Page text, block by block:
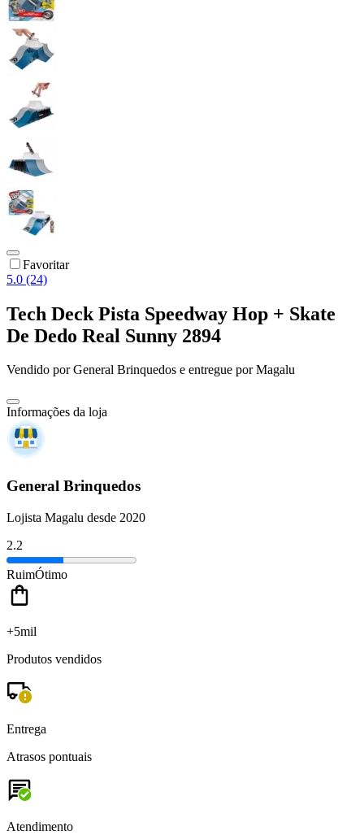
Favoritar
5.0 (24)
Tech Deck Pista Speedway Hop + Skate
De Dedo Real Sunny 2894
Vendido porGeneral Brinquedos e entregue por Magalu
Informações da loja
General Brinquedos
Lojista Magalu desde 2020
2.2
RuimÓtimo
+5mil
Produtos vendidos
Entrega
Atrasos pontuais
Atendimento